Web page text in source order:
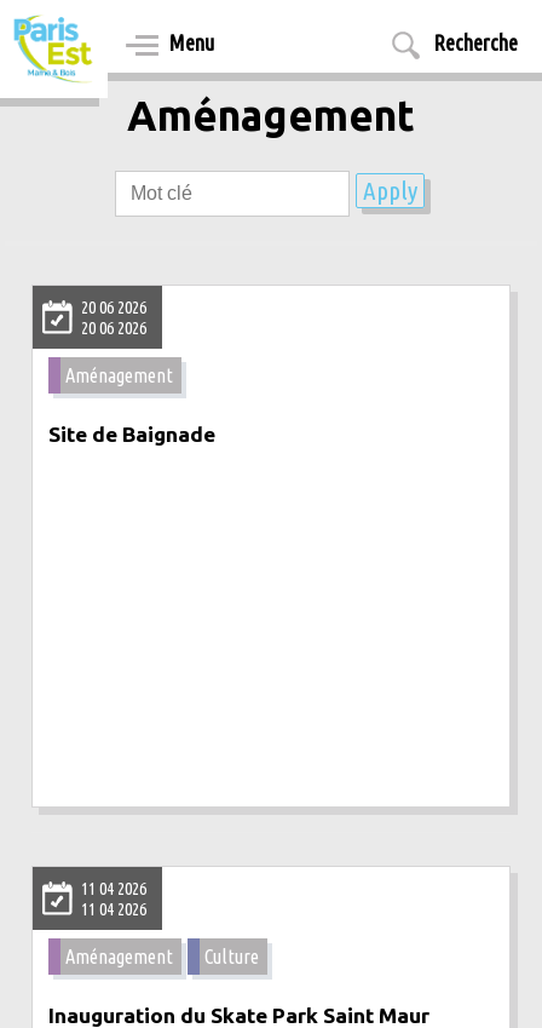
Aller
au
contenu
principal
Menu Recherche
Aménagement
20 06 2026
20 06 2026
Aménagement
Site de Baignade
11 04 2026
11 04 2026
Aménagement Culture
Inauguration du Skate Park Saint Maur